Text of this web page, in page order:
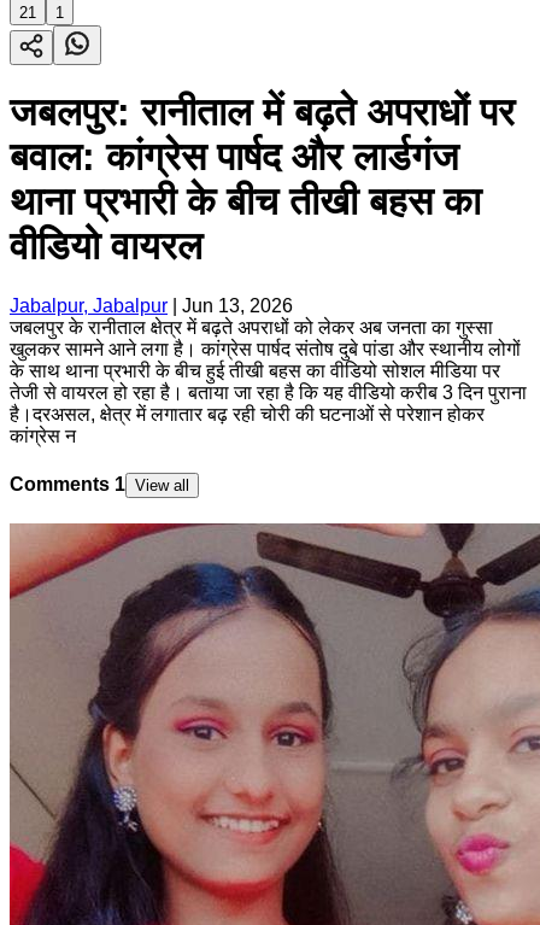
21 1
जबलपुर: रानीताल में बढ़ते अपराधों पर
बवाल: कांग्रेस पार्षद और लार्डगंज
थाना प्रभारी के बीच तीखी बहस का
वीडियो वायरल
Jabalpur, Jabalpur
Jun 13, 2026
जबलपुर के रानीताल क्षेत्र में बढ़ते अपराधों को लेकर अब जनता का गुस्सा
खुलकर सामने आने लगा है। कांग्रेस पार्षद संतोष दुबे पांडा और स्थानीय लोगों
के साथ थाना प्रभारी के बीच हुई तीखी बहस का वीडियो सोशल मीडिया पर
तेजी से वायरल हो रहा है। बताया जा रहा है कि यह वीडियो करीब 3 दिन पुराना
है।दरअसल, क्षेत्र में लगातार बढ़ रही चोरी की घटनाओं से परेशान होकर
कांग्रेस न
Comments 1 View all